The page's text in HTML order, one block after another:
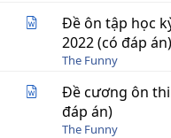
Đề ôn tập học
2022 (có đáp án)
The Funny
Đề cương ôn thi
đáp án)
The Funny